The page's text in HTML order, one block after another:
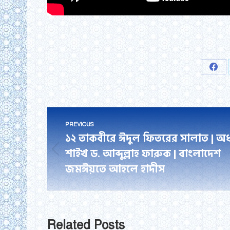
on
Post
navigation
PREVIOUS
Previous
post:
১২ তাকবীরে ঈদুল ফিতরের সালাত |
শাইখ ড. আব্দুল্লাহ ফারুক | বাংলাদেশ
জমঈয়তে আহলে হাদীস
Related Posts